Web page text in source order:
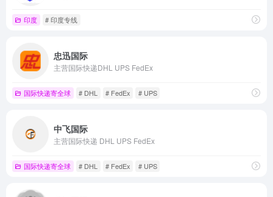
印度 # 印度专线
忠迅国际
主营国际快递DHL UPS FedEx
国际快递寄全球 # DHL # FedEx # UPS
中飞国际
主营国际快递 DHL UPS FedEx
国际快递寄全球 # DHL # FedEx # UPS